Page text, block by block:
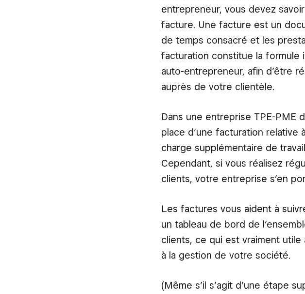
entrepreneur, vous devez
facture. Une facture est un
de temps consacré et les
facturation constitue la formule
auto-entrepreneur, afin d’être
auprès de votre clientèle.
Dans une entreprise TPE-PME
place d’une facturation relative
charge supplémentaire de
Cependant, si vous réalisez
clients, votre entreprise s’en
Les factures vous aident à
un tableau de bord de
clients, ce qui est vraiment
à la gestion de votre société.
(Même s’il s’agit d’une étape